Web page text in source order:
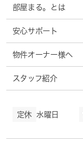
部屋まる。とは
安心サポート
物件オーナー様へ
スタッフ紹介
定休 水曜日